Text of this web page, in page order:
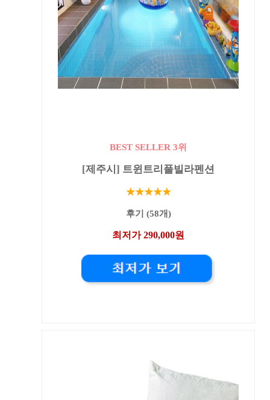
BEST SELLER 3위
[제주시] 트윈트리풀빌라펜션
★★★★★
후기 (58개)
최저가 290,000원